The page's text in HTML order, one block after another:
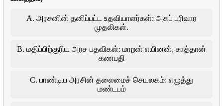
A. அரசனின் தனிப்பட்ட உதவியாளர்கள்: அகப் பரிவார
முதலிகள்.
B. மதிப்பிற்குரிய அரச பதவிகள்: மாறன் எயினன், சாத்தான்
கணபதி
C. பாண்டிய அரசின் தலைமைச் செயலகம்: எழுத்து
மண்டபம்